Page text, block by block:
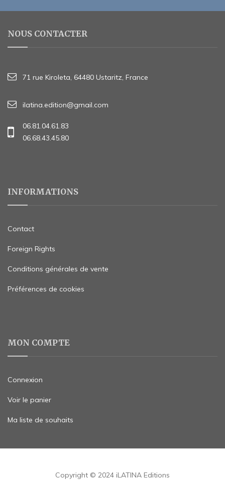
NOUS CONTACTER
71 rue Kiroleta, 64480 Ustaritz, France
ilatina.edition@gmail.com
06.81.04.61.83
06.68.43.45.80
INFORMATIONS
Contact
Foreign Rights
Conditions générales de vente
Préférences de cookies
MON COMPTE
Connexion
Voir le panier
Ma liste de souhaits
Copyright © 2024 iLATINA Editions